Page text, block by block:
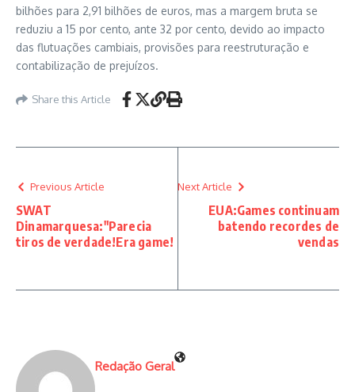
bilhões para 2,91 bilhões de euros, mas a margem bruta se
reduziu a 15 por cento, ante 32 por cento, devido ao impacto
das flutuações cambiais, provisões para reestruturação e
contabilização de prejuízos.
Share this Article
Previous Article
SWAT
Dinamarquesa:"Parecia
tiros de verdade!Era game!
Next Article
EUA:Games continuam
batendo recordes de
vendas
Redação Geral